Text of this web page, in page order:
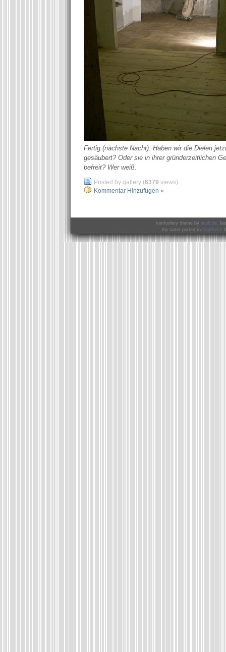
Fertig (nächste Nacht). Haben wir die Dielen
gesäubert? Oder sie in ihrer gründerzeitlichen
befreit? Wer weiß.
Posted by gallery (6379 views)
Kommentar Hinzufügen »
tomfoolery theme by jeudi.de,
the latter ported to FlatPress